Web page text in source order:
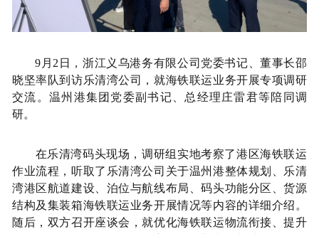
9月2日，浙江义乌港务有限公司党委书记、董事长邵
晓坚率队到访乐清湾公司，就海铁联运业务开展专项调研
交流。温州港集团党委副书记、总经理庄雷君等陪同调
研。
在乐清湾码头现场，调研组实地考察了港区海铁联运
作业流程，听取了乐清湾公司关于温州港整体规划、乐清
湾港区航道建设、泊位与航线布局、码头功能分区、货源
结构及集装箱海铁联运业务开展情况等内容的详细介绍。
随后，双方召开座谈会，就优化海铁联运物流衔接、提升